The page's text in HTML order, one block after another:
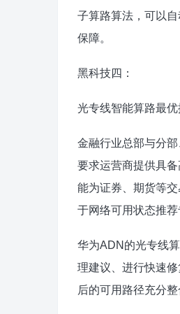
子算路算法，可以
保障。
黑科技四：
光专线智能算路最
金融行业总部与分
要求运营商提供具
能为证券、期货等
于网络可用状态推
华为ADN的光专线
理建议、进行快速
后的可用路径充分